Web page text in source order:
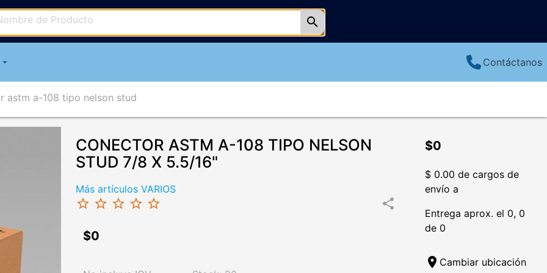
search
arrow_drop_down Contáctanos
astm a-108 tipo nelson stud
CONECTOR ASTM A-108 TIPO NELSON
STUD 7/8 X 5.5/16"
Más artículos VARIOS
star_border star_border star_border star_border star_border share
$0
$0
$ 0.00 de cargos de
envío a
Entrega aprox. el 0, 0
de 0
location_on Cambiar ubicación